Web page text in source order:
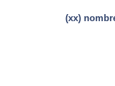
(xx)